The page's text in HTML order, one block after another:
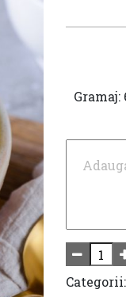
Gramaj:
Categorii: